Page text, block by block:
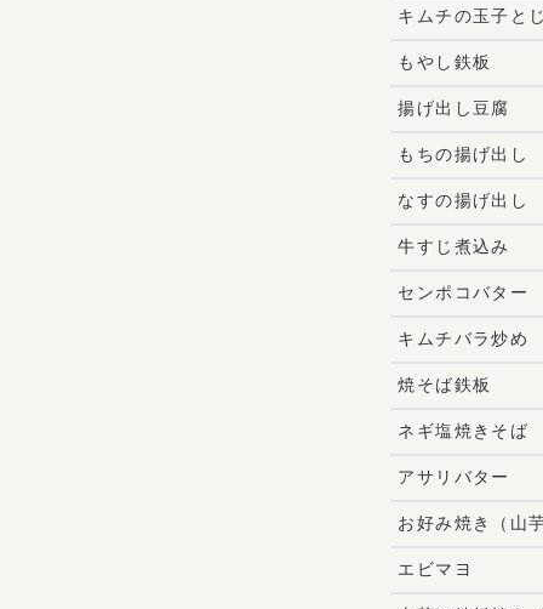
キムチの玉子とじ
もやし鉄板
揚げ出し豆腐
もちの揚げ出し
なすの揚げ出し
牛すじ煮込み
センポコバター
キムチバラ炒め
焼そば鉄板
ネギ塩焼きそば
アサリバター
お好み焼き（山
エビマヨ